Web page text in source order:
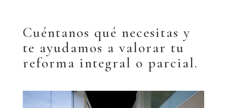
Cuéntanos qué necesitas y
te ayudamos a valorar tu
reforma integral o parcial.